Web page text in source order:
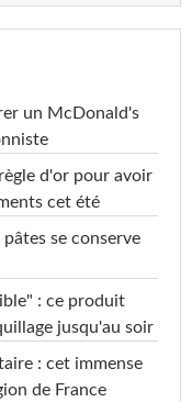
un McDonald's
d'or pour avoir
cet été
se conserve
: ce produit
jusqu'au soir
: cet immense
de France